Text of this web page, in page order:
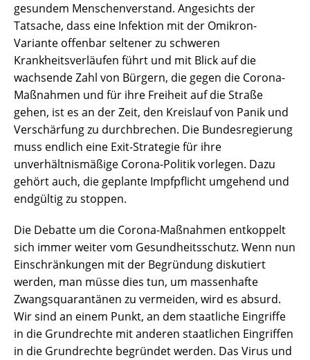
gesundem Menschenverstand. Angesichts der
Tatsache, dass eine Infektion mit der Omikron-
Variante offenbar seltener zu schweren
Krankheitsverläufen führt und mit Blick auf die
wachsende Zahl von Bürgern, die gegen die Corona-
Maßnahmen und für ihre Freiheit auf die Straße
gehen, ist es an der Zeit, den Kreislauf von Panik und
Verschärfung zu durchbrechen. Die Bundesregierung
muss endlich eine Exit-Strategie für ihre
unverhältnismäßige Corona-Politik vorlegen. Dazu
gehört auch, die geplante Impfpflicht umgehend und
endgültig zu stoppen.
Die Debatte um die Corona-Maßnahmen entkoppelt
sich immer weiter vom Gesundheitsschutz. Wenn nun
Einschränkungen mit der Begründung diskutiert
werden, man müsse dies tun, um massenhafte
Zwangsquarantänen zu vermeiden, wird es absurd.
Wir sind an einem Punkt, an dem staatliche Eingriffe
in die Grundrechte mit anderen staatlichen Eingriffen
in die Grundrechte begründet werden. Das Virus und